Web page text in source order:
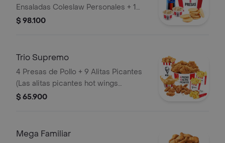
Ensaladas Coleslaw Personales + 1
Gaseosa 1,5 Litros
$ 98.100
Trio Supremo
4 Presas de Pollo + 9 Alitas Picantes
(Las alitas picantes hot wings
equivalen a un trozo de ala) + 1
Pequeñas + 1 Balde de Salsa 100g
$ 65.900
Mega Familiar